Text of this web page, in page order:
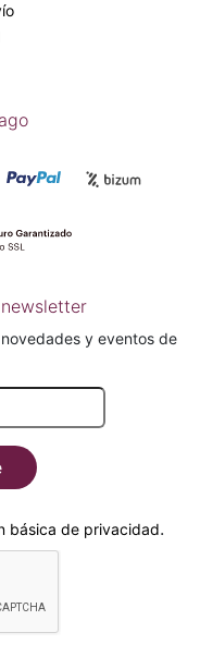
y eventos de
básica de privacidad.